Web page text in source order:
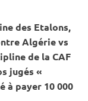
des Etalons,
Algérie vs
de la CAF
jugés «
à payer 10 000